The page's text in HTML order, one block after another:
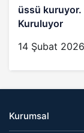
üssü kuruyor.
Kuruluyor
14 Şubat
Kurumsal